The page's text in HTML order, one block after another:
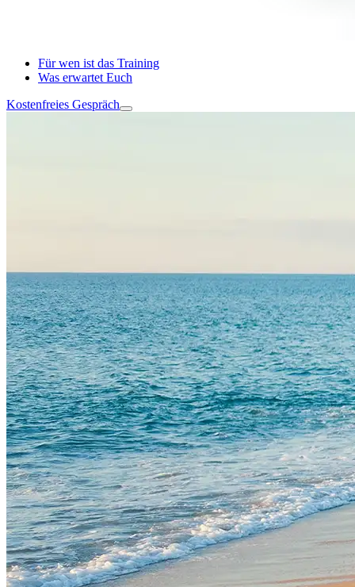
Für wen ist das Training
Was erwartet Euch
Kostenfreies Gespräch